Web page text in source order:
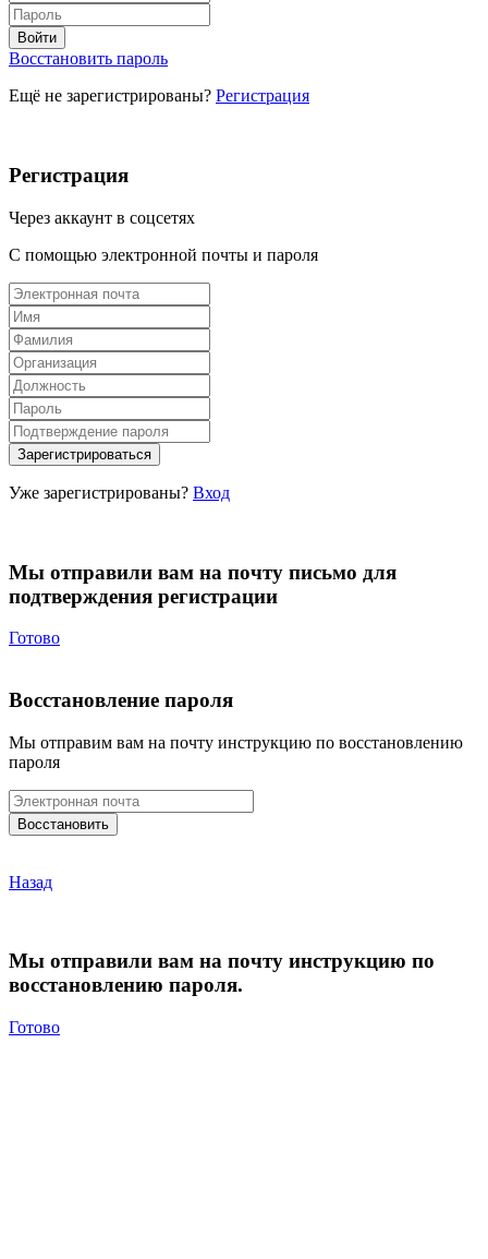
Восстановить пароль
Ещё не зарегистрированы? Регистрация
Регистрация
Через аккаунт в соцсетях
С помощью электронной почты и пароля
Уже зарегистрированы? Вход
Мы отправили вам на почту письмо для
подтверждения регистрации
Готово
Восстановление пароля
Мы отправим вам на почту инструкцию по восстановлению
пароля
Назад
Мы отправили вам на почту инструкцию по
восстановлению пароля.
Готово